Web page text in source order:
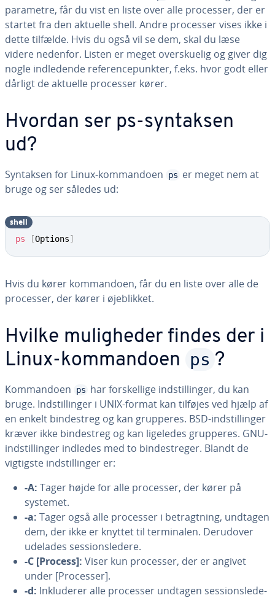
parametre, får du vist en liste over alle processer, der er
startet fra den aktuelle shell. Andre processer vises ikke i
dette tilfælde. Hvis du også vil se dem, skal du læse
videre nedenfor. Listen er meget over­sku­e­lig og giver dig
nogle ind­le­den­de re­fe­ren­ce­punk­ter, f.eks. hvor godt eller
dårligt de aktuelle processer kører.
Hvordan ser ps-syntaksen
ud?
Syntaksen for Linux-kom­man­do­en ps er meget nem at
bruge og ser således ud:
ps [Options]
shell
Hvis du kører kom­man­do­en, får du en liste over alle de
processer, der kører i øje­blik­ket.
Hvilke mu­lig­he­der findes der i
Linux-kom­man­do­en ps ?
Kom­man­do­en ps har for­skel­li­ge indstil­lin­ger, du kan
bruge. Indstil­lin­ger i UNIX-format kan tilføjes ved hjælp af
en enkelt bin­de­streg og kan grupperes. BSD-indstil­lin­ger
kræver ikke bin­de­streg og kan ligeledes grupperes. GNU-
indstil­lin­ger indledes med to bin­de­stre­ger. Blandt de
vigtigste indstil­lin­ger er:
-A: Tager højde for alle processer, der kører på
systemet.
-a: Tager også alle processer i be­tragt­ning, undtagen
dem, der ikke er knyttet til ter­mi­na­len. Derudover
udelades ses­sions­le­de­re.
-C [Process]: Viser kun processer, der er angivet
under [Processer].
-d: In­klu­de­rer alle processer undtagen ses­sions­le­de­